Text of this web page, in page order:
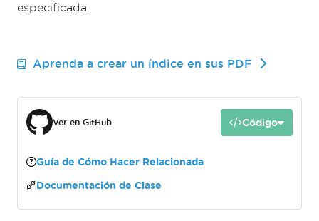
especificada.
Aprenda a crear un índice en sus PDF
Ver en GitHub Código
Guía de Cómo Hacer Relacionada
Documentación de Clase